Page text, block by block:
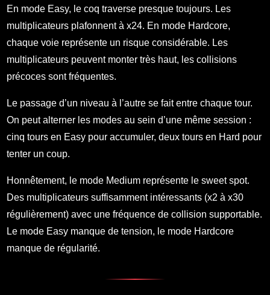
En mode Easy, le coq traverse presque toujours. Les
multiplicateurs plafonnent à x24. En mode Hardcore,
chaque voie représente un risque considérable. Les
multiplicateurs peuvent monter très haut, les collisions
précoces sont fréquentes.
Le passage d’un niveau à l’autre se fait entre chaque tour.
On peut alterner les modes au sein d’une même session :
cinq tours en Easy pour accumuler, deux tours en Hard pour
tenter un coup.
Honnêtement, le mode Medium représente le sweet spot.
Des multiplicateurs suffisamment intéressants (x2 à x30
régulièrement) avec une fréquence de collision supportable.
Le mode Easy manque de tension, le mode Hardcore
manque de régularité.